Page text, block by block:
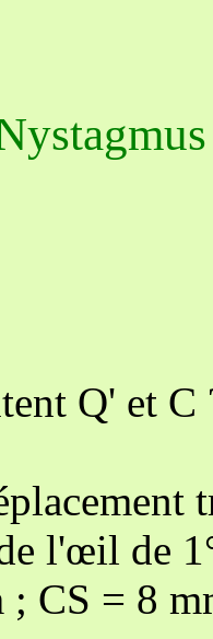
Q' et C
l'œil de
; CS = 8